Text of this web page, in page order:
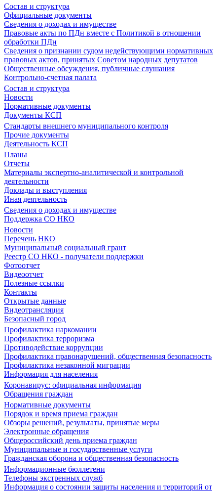
Состав и структура
Официальные документы
Сведения о доходах и имуществе
Правовые акты по ПДн вместе с Политикой в отношении
обработки ПДн
Сведения о признании судом недействующими нормативных
правовых актов, принятых Советом народных депутатов
Общественные обсуждения, публичные слушания
Контрольно-счетная палата
Состав и структура
Новости
Нормативные документы
Документы КСП
Стандарты внешнего муниципального контроля
Прочие документы
Деятельность КСП
Планы
Отчеты
Материалы экспертно-аналитической и контрольной
деятельности
Доклады и выступления
Иная деятельность
Сведения о доходах и имуществе
Поддержка СО НКО
Новости
Перечень НКО
Муниципальный социальный грант
Реестр СО НКО - получатели поддержки
Фотоотчет
Видеоотчет
Полезные ссылки
Контакты
Открытые данные
Видеотрансляция
Безопасный город
Профилактика наркомании
Профилактика терроризма
Противодействие коррупции
Профилактика правонарушений, общественная безопасность
Профилактика незаконной миграции
Информация для населения
Коронавирус: официальная информация
Обращения граждан
Нормативные документы
Порядок и время приема граждан
Обзоры решений, результаты, принятые меры
Электронные обращения
Общероссийский день приема граждан
Муниципальные и государственные услуги
Гражданская оборона и общественная безопасность
Информационные бюллетени
Телефоны экстренных служб
Информация о состоянии защиты населения и территорий от